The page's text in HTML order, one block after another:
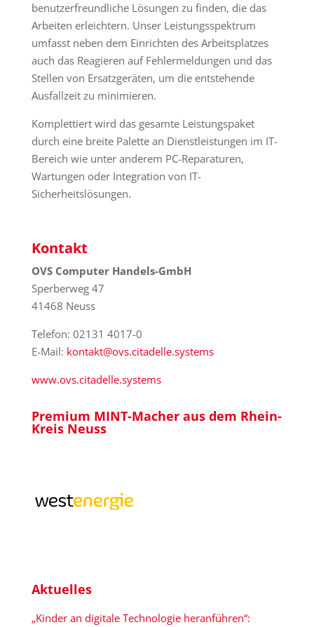
benutzerfreundliche Lösungen zu finden, die das
Arbeiten erleichtern. Unser Leistungsspektrum
umfasst neben dem Einrichten des Arbeitsplatzes
auch das Reagieren auf Fehlermeldungen und das
Stellen von Ersatzgeräten, um die entstehende
Ausfallzeit zu minimieren.
Komplettiert wird das gesamte Leistungspaket
durch eine breite Palette an Dienstleistungen im IT-
Bereich wie unter anderem PC-Reparaturen,
Wartungen oder Integration von IT-
Sicherheitslösungen.
Kontakt
OVS Computer Handels-GmbH
Sperberweg 47
41468 Neuss
Telefon: 02131 4017-0
E-Mail: kontakt@ovs.citadelle.systems
www.ovs.citadelle.systems
Premium MINT-Macher aus dem Rhein-
Kreis Neuss
Aktuelles
„Kinder an digitale Technologie heranführen“: